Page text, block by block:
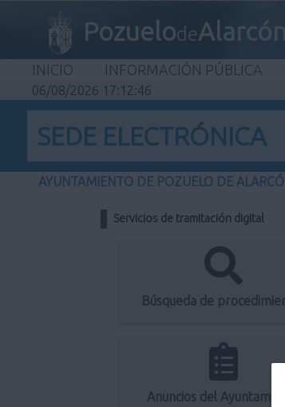
PozuelodeAlarcón
INICIO INFORMACIÓN PÚBLICA
06/08/2026 17:12:46
SEDE ELECTRÓNICA
AYUNTAMIENTO DE POZUELO DE
Servicios de tramitación digital
Búsqueda de
Anuncios del